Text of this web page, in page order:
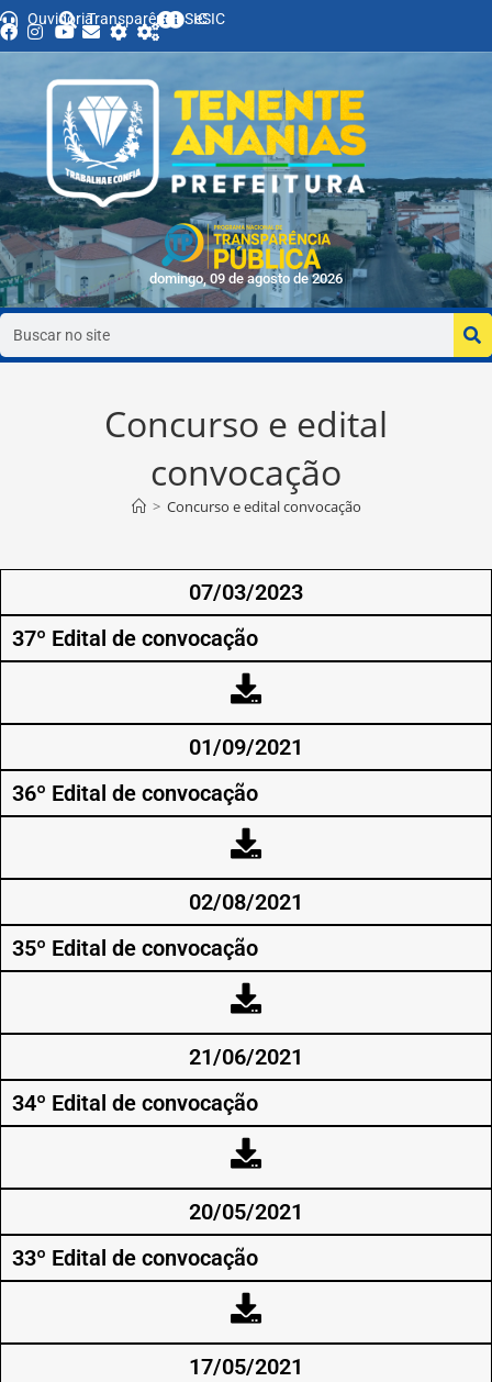
OuvidoriaTransparênciaSICeSIC
domingo, 09 de agosto de 2026
Concurso e edital
convocação
> Concurso e edital convocação
07/03/2023
37º Edital de convocação
01/09/2021
36º Edital de convocação
02/08/2021
35º Edital de convocação
21/06/2021
34º Edital de convocação
20/05/2021
33º Edital de convocação
17/05/2021